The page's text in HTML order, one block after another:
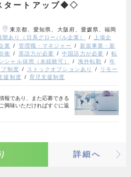
タートアップ◆◇
東京都、愛知県、大阪府、愛媛県、福岡
開あり（日系グローバル企業）
上場企
業 管理職・マネジャー
新規事業・新
衝 英語力が必要 中国語力が必要
転
シャル採用（未経験可） 海外転勤
年
ブ制度 ストックオプションあり
リモー
援制度 育児支援制度
報であり、また応募できる
興味いただければすぐに返
詳細へ